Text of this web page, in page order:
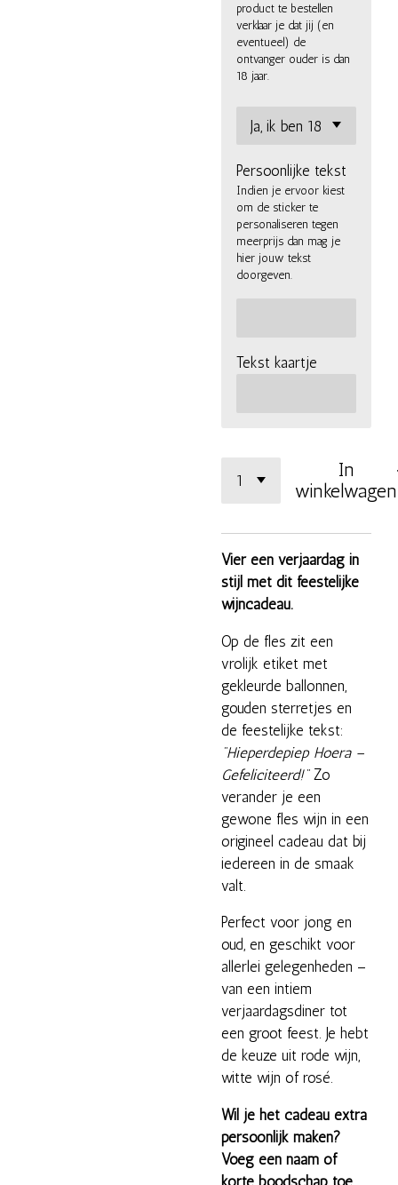
product te bestellen
verklaar je dat jij (en
eventueel) de
ontvanger ouder is dan
18 jaar.
Persoonlijke tekst
Indien je ervoor kiest
om de sticker te
personaliseren tegen
meerprijs dan mag je
hier jouw tekst
doorgeven.
Tekst kaartje
In
winkelwagen
Vier een verjaardag in
stijl met dit feestelijke
wijncadeau.
Op de fles zit een
vrolijk etiket met
gekleurde ballonnen,
gouden sterretjes en
de feestelijke tekst:
"Hieperdepiep Hoera –
Gefeliciteerd!"Zo
verander je een
gewone fles wijn in een
origineel cadeau dat bij
iedereen in de smaak
valt.
Perfect voor jong en
oud, en geschikt voor
allerlei gelegenheden –
van een intiem
verjaardagsdiner tot
een groot feest. Je hebt
de keuze uit rode wijn,
witte wijn of rosé.
Wil je het cadeau extra
persoonlijk maken?
Voeg een naam of
korte boodschap toe